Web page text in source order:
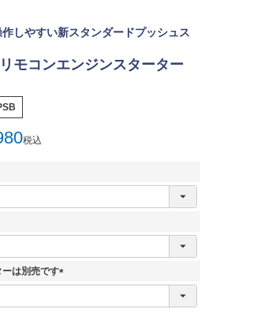
しやすい新スタンダードプッシュス
モコンエンジンスターター
税込
は別売です
(